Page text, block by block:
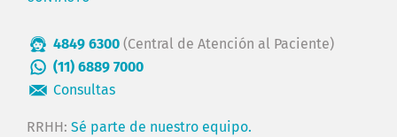
4849 6300 (Central de Atención al Paciente)
(11) 6889 7000
Consultas
RRHH: Sé parte de nuestro equipo.